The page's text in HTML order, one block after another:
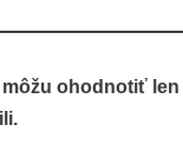
ohodnotiť